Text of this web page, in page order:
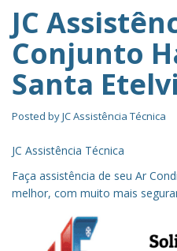
JC
Conjunto
Santa
Posted byJC Assistência Técnica
JC Assistência Técnica
Faça assistência de seu Ar
melhor, com muito mais